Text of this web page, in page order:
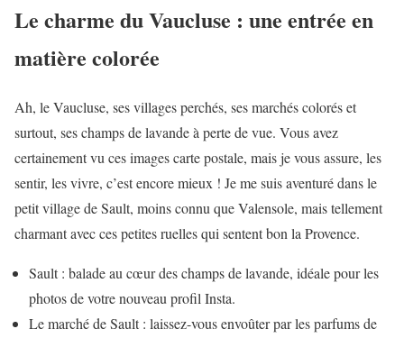
Le charme du Vaucluse : une entrée en
matière colorée
Ah, le Vaucluse, ses villages perchés, ses marchés colorés et
surtout, ses champs de lavande à perte de vue. Vous avez
certainement vu ces images carte postale, mais je vous assure, les
sentir, les vivre, c’est encore mieux ! Je me suis aventuré dans le
petit village de Sault, moins connu que Valensole, mais tellement
charmant avec ces petites ruelles qui sentent bon la Provence.
Sault : balade au cœur des champs de lavande, idéale pour les
photos de votre nouveau profil Insta.
Le marché de Sault : laissez-vous envoûter par les parfums de